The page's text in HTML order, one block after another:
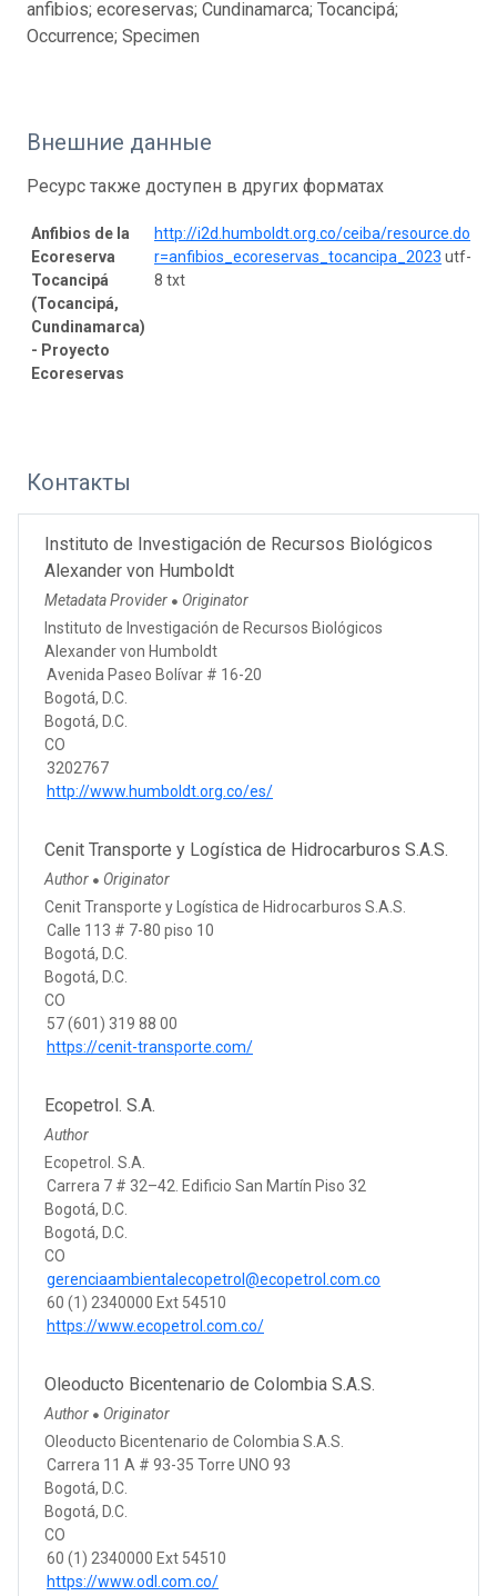
anfibios; ecoreservas; Cundinamarca; Tocancipá;
Occurrence; Specimen
Внешние данные
Ресурс также доступен в других форматах
Anfibios de la
Ecoreserva
Tocancipá
(Tocancipá,
Cundinamarca)
- Proyecto
Ecoreservas
http://i2d.humboldt.org.co/ceiba/resource.do?
r=anfibios_ecoreservas_tocancipa_2023 utf-
8 txt
Контакты
Instituto de Investigación de Recursos Biológicos
Alexander von Humboldt
Metadata Provider ● Originator
Instituto de Investigación de Recursos Biológicos
Alexander von Humboldt
Avenida Paseo Bolívar # 16-20
Bogotá, D.C.
Bogotá, D.C.
CO
3202767
http://www.humboldt.org.co/es/
Cenit Transporte y Logística de Hidrocarburos S.A.S.
Author ● Originator
Cenit Transporte y Logística de Hidrocarburos S.A.S.
Calle 113 # 7-80 piso 10
Bogotá, D.C.
Bogotá, D.C.
CO
57 (601) 319 88 00
https://cenit-transporte.com/
Ecopetrol. S.A.
Author
Ecopetrol. S.A.
Carrera 7 # 32–42. Edificio San Martín Piso 32
Bogotá, D.C.
Bogotá, D.C.
CO
gerenciaambientalecopetrol@ecopetrol.com.co
60 (1) 2340000 Ext 54510
https://www.ecopetrol.com.co/
Oleoducto Bicentenario de Colombia S.A.S.
Author ● Originator
Oleoducto Bicentenario de Colombia S.A.S.
Carrera 11 A # 93-35 Torre UNO 93
Bogotá, D.C.
Bogotá, D.C.
CO
60 (1) 2340000 Ext 54510
https://www.odl.com.co/